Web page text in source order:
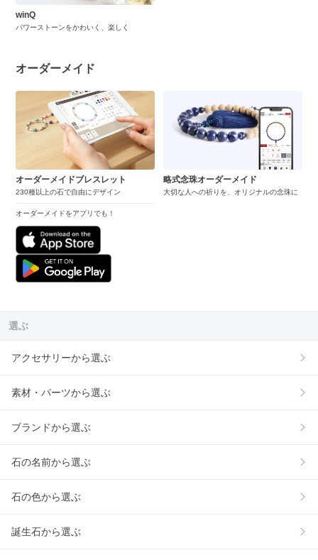
winQ
パワーストーンをかわいく、楽しく
オーダーメイド
オーダーメイドブレスレット
230種以上の石で自由にデザイン
オーダーメイドをアプリでも！
略式念珠オーダーメイド
大切な人への祈りを、オリジナルの念珠に
選ぶ
アクセサリーから選ぶ
素材・パーツから選ぶ
ブランドから選ぶ
石の名前から選ぶ
石の色から選ぶ
誕生石から選ぶ